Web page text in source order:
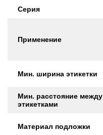
Серия
Применение
Мин. ширина этикетки
Мин. расстояние между
этикетками
Материал подложки